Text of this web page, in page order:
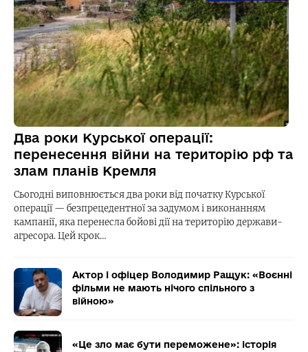
Два роки Курської операції:
перенесення війни на територію рф та
злам планів Кремля
Сьогодні виповнюється два роки від початку Курської
операції — безпрецедентної за задумом і виконанням
кампанії, яка перенесла бойові дії на територію держави-
агресора. Цей крок…
Актор і офіцер Володимир Ращук: «Воєнні
фільми не мають нічого спільного з
війною»
«Це зло має бути переможене»: історія